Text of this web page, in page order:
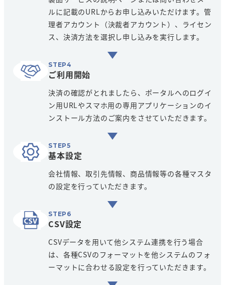
ルに記載のURLからお申し込みいただけます。管
理者アカウント（決裁者アカウント）、ライセン
ス、決済方法を選択し申し込みを実行します。
ご利用開始
決済の確認がとれましたら、ポータルへのログイ
ン用URLやスマホ用の専用アプリケーションのイ
ンストール方法のご案内をさせていただきます。
基本設定
会社情報、取引先情報、商品情報等の各種マスタ
の設定を行っていただきます。
CSV設定
CSVデータを用いて他システム連携を行う場合
は、各種CSVのフォーマットを他システムのフォ
ーマットに合わせる設定を行っていただきます。